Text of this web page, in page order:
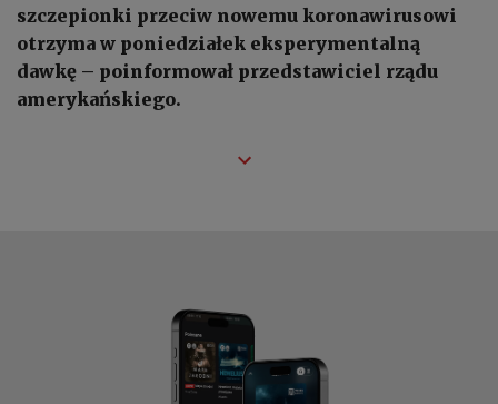
szczepionki przeciw nowemu koronawirusowi
otrzyma w poniedziałek eksperymentalną
dawkę – poinformował przedstawiciel rządu
amerykańskiego.